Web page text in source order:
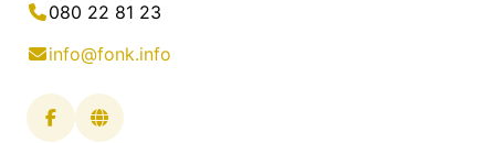
080 22 81 23
info@fonk.info